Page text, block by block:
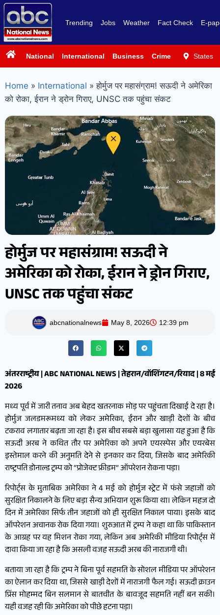
Trending Jobs Weather Fact Check E-
National International Business Crime PoliticsStates
Home » International » होर्मुज पर महासंग्राम! सऊदी ने अमेरिका
को रोका, ईरान ने ड्रोन गिराए, UNSC तक पहुंचा संकट
होर्मुज पर महासंग्राम! सऊदी ने
अमेरिका को रोका, ईरान ने ड्रोन गिराए,
UNSC तक पहुंचा संकट
abcnationalnews May 8, 2026 12:39 pm
अंतरराष्ट्रीय | ABC NATIONAL NEWS | तेहरान/वॉशिंगटन/रियाद | 8 मई
2026
मध्य पूर्व में जारी तनाव अब बेहद खतरनाक मोड़ पर पहुंचता दिखाई दे रहा है।
होर्मुज जलडमरूमध्य को लेकर अमेरिका, ईरान और खाड़ी देशों के बीच
टकराव लगातार बढ़ता जा रहा है। इस बीच सबसे बड़ा खुलासा यह हुआ है कि
सऊदी अरब ने कथित तौर पर अमेरिका को अपने एयरस्पेस और एयरबेस
इस्तेमाल करने की अनुमति देने से इनकार कर दिया, जिसके बाद अमेरिकी
राष्ट्रपति डोनाल्ड ट्रम्प को “प्रोजेक्ट फ्रीडम” ऑपरेशन रोकना पड़ा।
रिपोर्ट्स के मुताबिक अमेरिका ने 4 मई को होर्मुज स्ट्रेट में फंसे जहाजों को
सुरक्षित निकालने के लिए बड़ा सैन्य अभियान शुरू किया था। लेकिन महज दो
दिन में अमेरिका सिर्फ तीन जहाजों को ही सुरक्षित निकाल पाया। इसके बाद
ऑपरेशन अचानक रोक दिया गया। शुरुआत में ट्रम्प ने कहा था कि पाकिस्तान
के आग्रह पर यह मिशन रोका गया, लेकिन अब अमेरिकी मीडिया रिपोर्ट्स में
दावा किया जा रहा है कि असली वजह सऊदी अरब की नाराजगी थी।
बताया जा रहा है कि ट्रम्प ने बिना पूर्व सहमति के सोशल मीडिया पर ऑपरेशन
का ऐलान कर दिया था, जिससे खाड़ी देशों में नाराजगी फैल गई। सऊदी क्राउन
प्रिंस मोहम्मद बिन सलमान से बातचीत के बावजूद सहमति नहीं बन सकी।
यही वजह रही कि अमेरिका को पीछे हटना पड़ा।